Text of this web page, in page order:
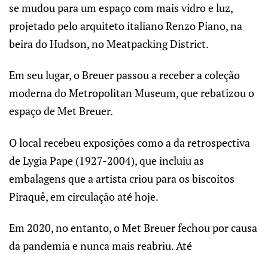
se mudou para um espaço com mais vidro e luz,
projetado pelo arquiteto italiano Renzo Piano, na
beira do Hudson, no Meatpacking District.
Em seu lugar, o Breuer passou a receber a coleção
moderna do Metropolitan Museum, que rebatizou o
espaço de Met Breuer.
O local recebeu exposições como a da retrospectiva
de Lygia Pape (1927-2004), que incluiu as
embalagens que a artista criou para os biscoitos
Piraquê, em circulação até hoje.
Em 2020, no entanto, o Met Breuer fechou por causa
da pandemia e nunca mais reabriu. Até